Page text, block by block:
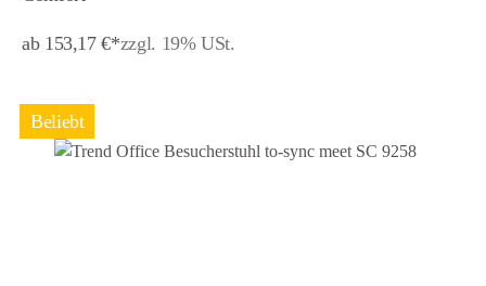
ab 153,17 €*zzgl. 19% USt.
Beliebt